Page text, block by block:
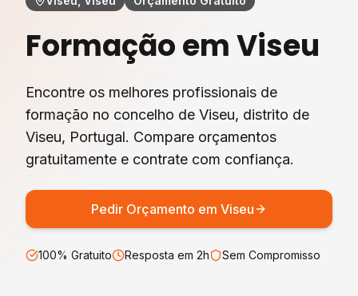
FormaçãoemViseu
Encontre os melhores profissionais de
formação no concelho de Viseu, distrito de
Viseu, Portugal. Compare orçamentos
gratuitamente e contrate com confiança.
Pedir Orçamento em Viseu
100% Gratuito Resposta em 2h Sem Compromisso